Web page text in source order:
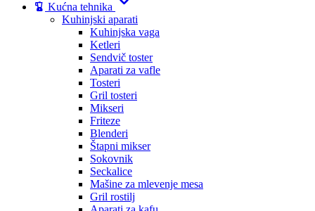
Kućna tehnika
Kuhinjski aparati
Kuhinjska vaga
Ketleri
Sendvič toster
Aparati za vafle
Tosteri
Gril tosteri
Mikseri
Friteze
Blenderi
Štapni mikser
Sokovnik
Seckalice
Mašine za mlevenje mesa
Gril rostilj